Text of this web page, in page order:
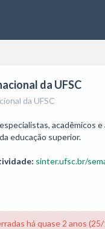
da UFSC
da UFSC
acadêmicos
educação superior.
sinter.ufsc.br/
há quase 2 anos